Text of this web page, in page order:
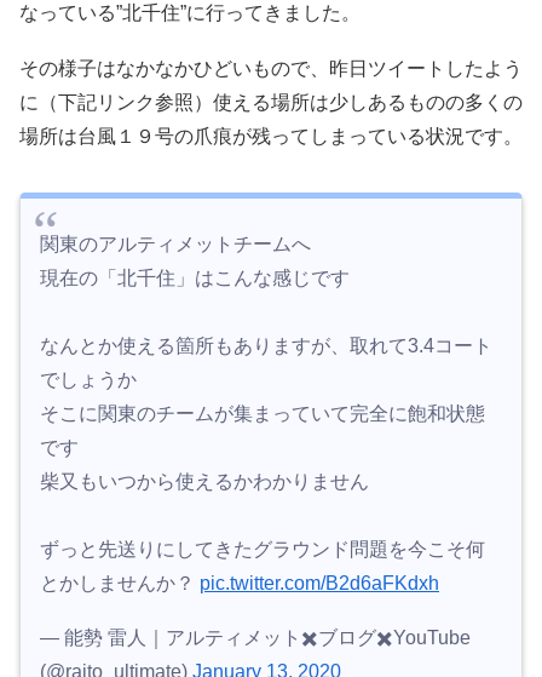
なっている”北千住”に行ってきました。
その様子はなかなかひどいもので、昨日ツイートしたよう
に（下記リンク参照）使える場所は少しあるものの多くの
場所は台風１９号の爪痕が残ってしまっている状況です。
関東のアルティメットチームへ
現在の「北千住」はこんな感じです
なんとか使える箇所もありますが、取れて3.4コート
でしょうか
そこに関東のチームが集まっていて完全に飽和状態
です
柴又もいつから使えるかわかりません
ずっと先送りにしてきたグラウンド問題を今こそ何
とかしませんか？ pic.twitter.com/B2d6aFKdxh
— 能勢 雷人｜アルティメット✖️ブログ✖️YouTube
(@raito_ultimate) January 13, 2020